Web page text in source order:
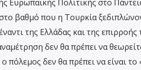
Ευρωπαϊκής Πολιτικής στο
βαθμό που η Τουρκία
της Ελλάδας και της
δεν θα πρέπει να
πόλεμος δεν θα πρέπει να είναι